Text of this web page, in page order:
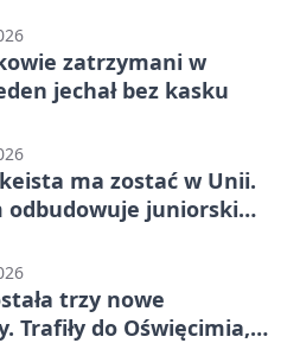
zatrzymani w
jechał bez kasku
ma zostać w Unii.
odbudowuje juniorski
trzy nowe
Trafiły do Oświęcimia,